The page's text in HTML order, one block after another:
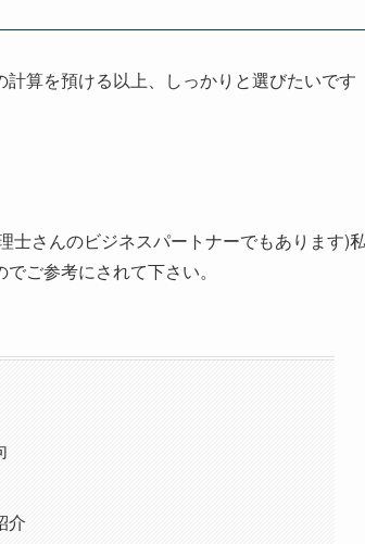
算を預ける以上、しっかりと選びたいです
士さんのビジネスパートナーでもあります)
ご参考にされて下さい。
介